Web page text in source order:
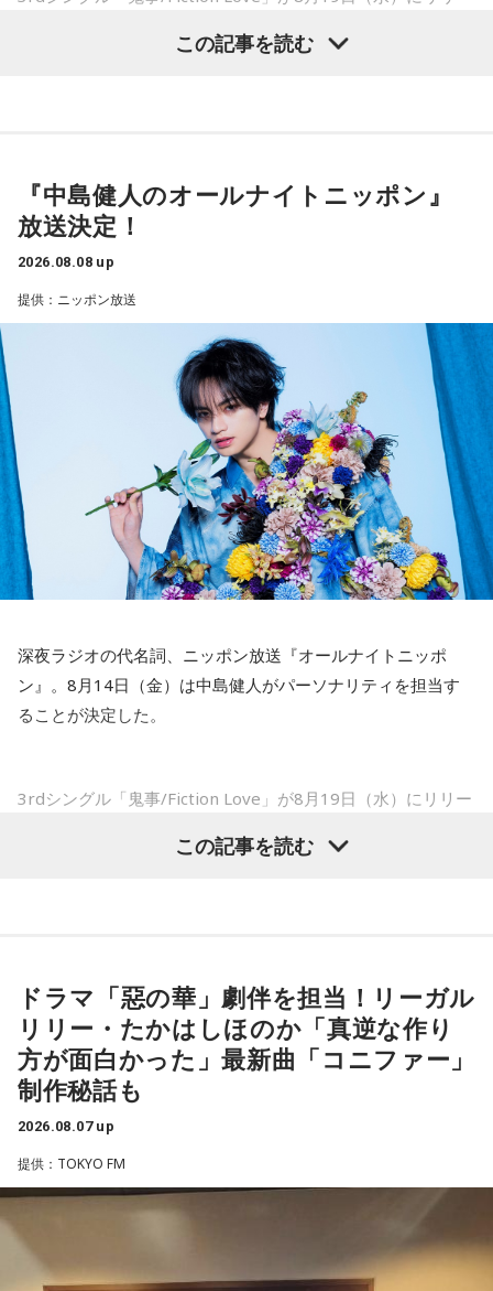
ラーが出たり、身体との感覚がつながりずらかったりするな
かで、本当にトレーナーさんのおかげでうまくやっていただ
――石垣島で自主トレをともにした後輩である篠原響投手の
活躍をどうご覧になられましたか？
山田「球速がすごくて、僕も追いつけるように頑張ります」
――オールスターゲームの前に1軍へ復帰しました。ここまで
2試合に登板してみていかがですか？
山田「自分の持ち味が出せて抑えられることができたので、
そこは1番よかったのかなと思います。試合で投げる、野球が
できる感謝というのも再び感じることができましたし、野球
が楽しかったですね」
たれていないです。
山田「そうなんですか？ 何の意識もしていないです（笑）。
1イニングを無失点で抑える。どれだけピンチを作っても無失
※インタビュアー：文化放送・斉藤一美アナウンサー
ティを初めて担当する。番組では、新曲「鬼事/Fiction
盛りだくさんの内容でお届けする一夜限りの特別番組『中島
健人のオールナイトニッポン』は8月14日(金)25時からニッポ
ン放送をキーステーションに全国ネットで放送。
◎メールテーマ『鬼事』
TVアニメ『逃げ上手の若君』第2期オープニングテーマ「鬼
事」。中島健人はこの「鬼事」を「日々のイラッとした出来
事」や「心がザワザワした、モヤモヤした事」を表す言葉と
してカジュアルに使っています。そんな、あなたの周りで起
きた「鬼事」を教えてください。
中島健人が、どう立ち回ればよかったのか手を差し伸べま
※ メールの件名は「鬼事」でお願いします。
◎コーナー『人生アイズ相談ドラゴン』
「友人と遊んだ時に言われたあの一言がずっとモヤモヤして
※ メールの件名は「決闘」でお願いします。
◎「中島健人イメージランキング」
街の人に調査したら、中島健人が1位にランクインしそうな
「ランキングのタイトルだけ」を送ってきてください。
＜例＞
・家の照明、指パッチンで消してそうランキング
か？」とか聞かれる前に全部先に言ってきそうな男ランキン
この記事を読む
『中島健人のオールナイトニッポン』
放送決定！
2026.08.08 up
提供：ニッポン放送
深夜ラジオの代名詞、ニッポン放送『オールナイトニッポ
ン』。8月14日（金）は中島健人がパーソナリティを担当す
ることが決定した。
3rdシングル「鬼事/Fiction Love」が8月19日（水）にリリー
ティを初めて担当する。番組では、新曲「鬼事/Fiction
盛りだくさんの内容でお届けする一夜限りの特別番組『中島
健人のオールナイトニッポン』は8月14日(金)25時からニッポ
ン放送をキーステーションに全国ネットで放送。
◎メールテーマ『鬼事』
TVアニメ『逃げ上手の若君』第2期オープニングテーマ「鬼
事」。中島健人はこの「鬼事」を「日々のイラッとした出来
この記事を読む
ドラマ「惡の華」劇伴を担当！リーガル
リリー・たかはしほのか「真逆な作り
方が面白かった」最新曲「コニファー」
制作秘話も
2026.08.07 up
提供：TOKYO FM